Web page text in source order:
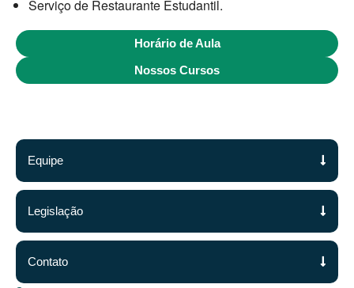
Serviço de Restaurante Estudantil.
Horário de Aula
Nossos Cursos
Equipe
Legislação
Contato